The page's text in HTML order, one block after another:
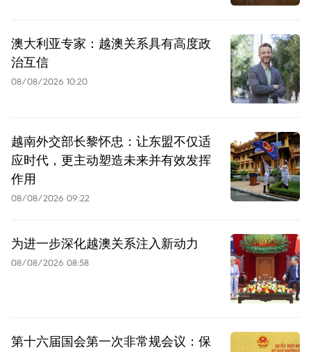
澳大利亚专家：越澳关系具有高度政
治互信
08/08/2026 10:20
越南外交部长黎怀忠：让东盟不仅适
应时代，更主动塑造未来并有效发挥
作用
08/08/2026 09:22
为进一步深化越澳关系注入新动力
08/08/2026 08:58
第十六届国会第一次非常规会议：保